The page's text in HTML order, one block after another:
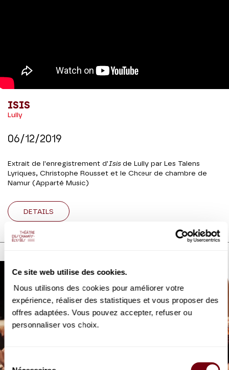
Ce site web utilise des cookies.
Nous utilisons des cookies pour améliorer votre
expérience, réaliser des statistiques et vous proposer des
offres adaptées. Vous pouvez accepter, refuser ou
personnaliser vos choix.
Sélection
ISIS
Lully
06/12/2019
Extrait de l'enregistrement d' Isisde Lully par Les Talens
Lyriques, Christophe Rousset et le Chœur de chambre de
Namur (Apparté Music)
DETAILS